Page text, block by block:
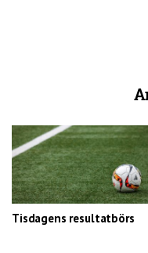
Tisdagens resultatbörs